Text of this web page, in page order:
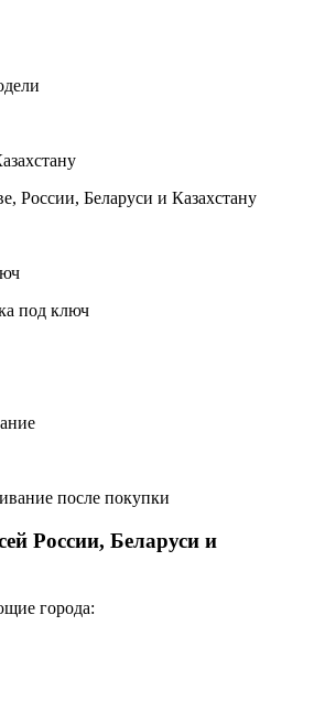
России, Беларуси и
города: